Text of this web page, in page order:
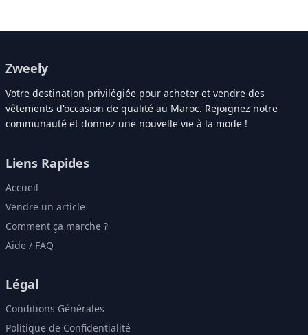
Zweely
Votre destination privilégiée pour acheter et vendre des
vêtements d'occasion de qualité au Maroc. Rejoignez notre
communauté et donnez une nouvelle vie à la mode !
Liens Rapides
Accueil
Vendre un article
Comment ça marche ?
Aide / FAQ
Légal
Conditions Générales
Politique de Confidentialité